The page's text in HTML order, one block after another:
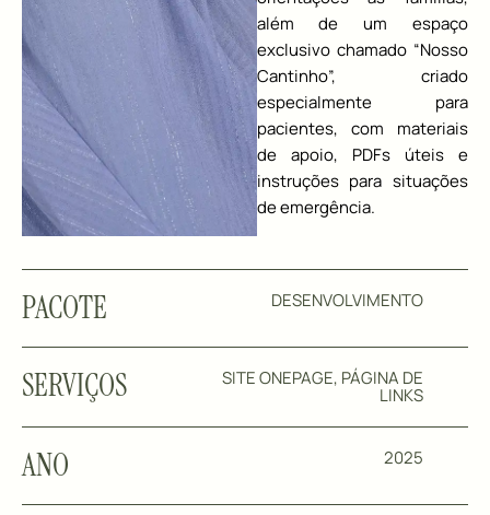
além de um espaço
exclusivo chamado “Nosso
Cantinho”, criado
especialmente para
pacientes, com materiais
de apoio, PDFs úteis e
instruções para situações
de emergência.
PACOTE DESENVOLVIMENTO
SERVIÇOS SITE ONEPAGE, PÁGINA DE
LINKS
ANO 2025